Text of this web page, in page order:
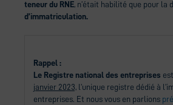
teneur du RNE, n’était habilité que pour la
d’immatriculation.
Rappel :
Le Registre national des entreprises
janvier 2023,l’unique registre dédié à
entreprises. Et nous vous en parlions